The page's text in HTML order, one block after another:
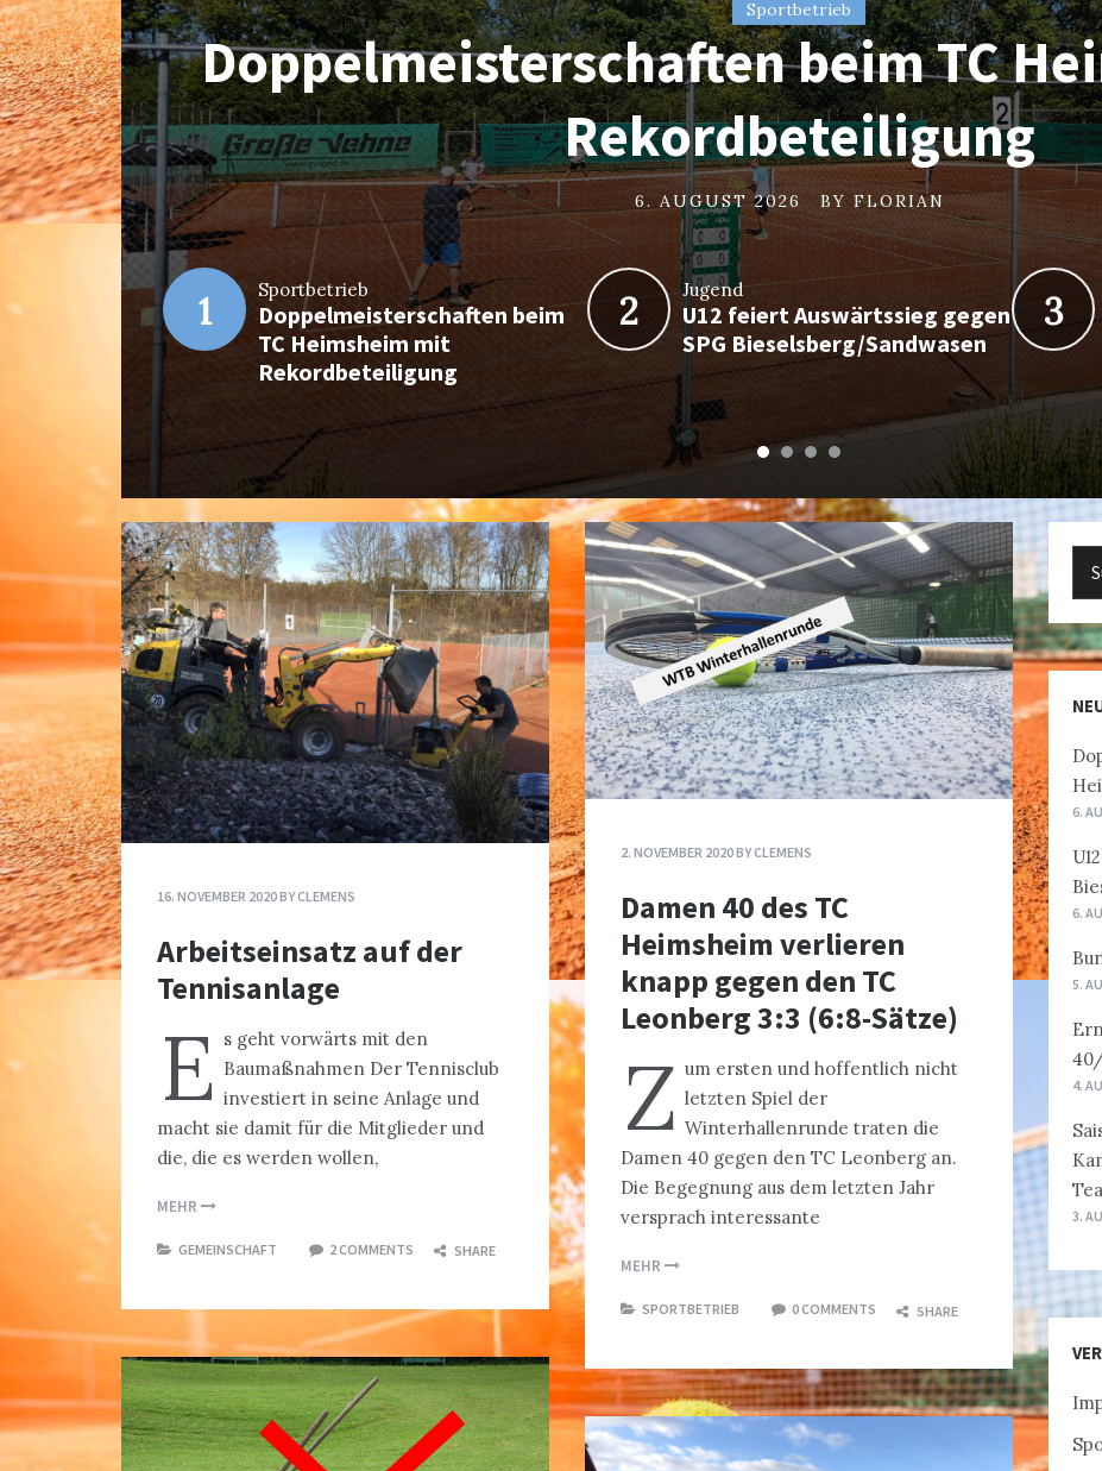
Sportbetrieb
Doppelmeisterschaften beim TC
Rekordbeteiligung
6. AUGUST 2026 BY FLORIAN
Jugend
U12 feiert Auswärtssieg
Bieselsberg/Sandwasen
6. AUGUST 2026 BY FLORIAN
Sportbetrieb
Bundesliga-Tennis beim TC
5. AUGUST 2026 BYFLORIAN
Sportbetrieb
Erneut erfolgreicher Spieltag der
4. AUGUST 2026 BYFLORIAN
Spieltag
Sportbetrieb
Doppelmeisterschaften beim
TC Heimsheim mit
Rekordbeteiligung
1 Jugend
U12 feiert Auswärtssieg gegen
SPG Bieselsberg/Sandwasen
2 3
16. NOVEMBER 2020BYCLEMENS
Arbeitseinsatz auf der
Tennisanlage
E s geht vorwärts mit den
Baumaßnahmen Der Tennisclub
investiert in seine Anlage und
macht sie damit für die Mitglieder und
die, die es werden wollen,
MEHR
GEMEINSCHAFT 2 COMMENTS SHARE
2. NOVEMBER 2020BYCLEMENS
Damen 40 des TC
Heimsheim verlieren
knapp gegen den TC
Leonberg 3:3 (6:8-Sätze)
Z um ersten und hoffentlich nicht
letzten Spiel der
Winterhallenrunde traten die
Damen 40 gegen den TC Leonberg an.
Die Begegnung aus dem letzten Jahr
versprach interessante
MEHR
SPORTBETRIEB 0 COMMENTS SHARE
6.
6.
5.
4.
3.